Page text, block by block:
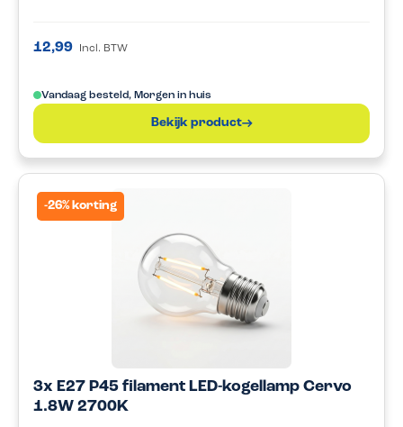
12,99 Incl. BTW
Vandaag besteld, Morgen in huis
Bekijk product
-26% korting
3x E27 P45 filament LED-kogellamp Cervo
1.8W 2700K